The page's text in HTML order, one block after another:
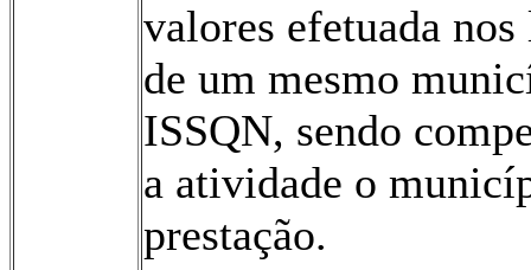
valores efetuada
de um mesmo
ISSQN, sendo
a atividade o
prestação.